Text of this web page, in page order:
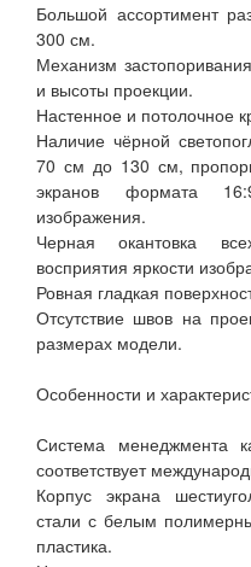
Большой ассортимент
300 см.
Механизм
и высоты проекции.
Настенное и потолочное
Наличие чёрной
70 см до 130 см,
экранов формата
изображения.
Черная окантовка
восприятия яркости
Ровная гладкая
Отсутствие швов на
размерах модели.
Особенности и
Система менеджмента
соответствует
Корпус экрана
стали с белым
пластика.